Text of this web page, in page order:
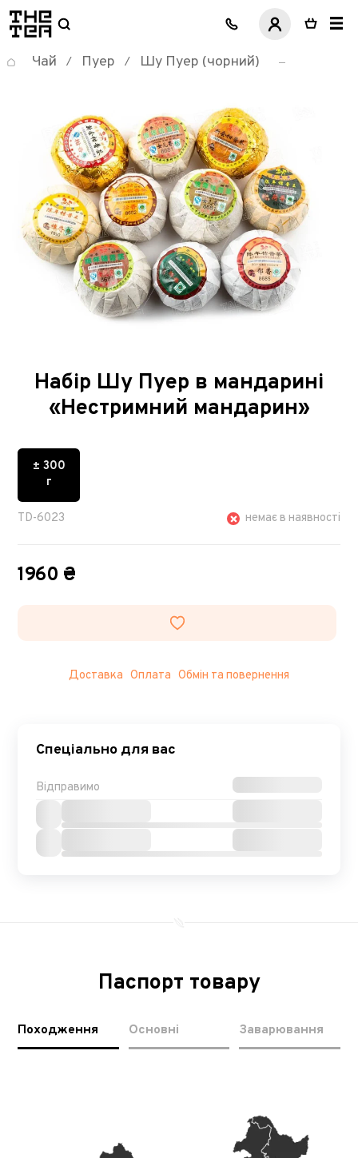
логотип
Чай / Пуер / Шу Пуер (чорний)
Набір Шу Пуер в мандарині
«Нестримний мандарин»
± 300
г
TD-6023 немає в наявності
1960 ₴
Доставка Оплата Обмін та повернення
Спеціально для вас
Відправимо
Паспорт товару
Походження Основні Заварювання